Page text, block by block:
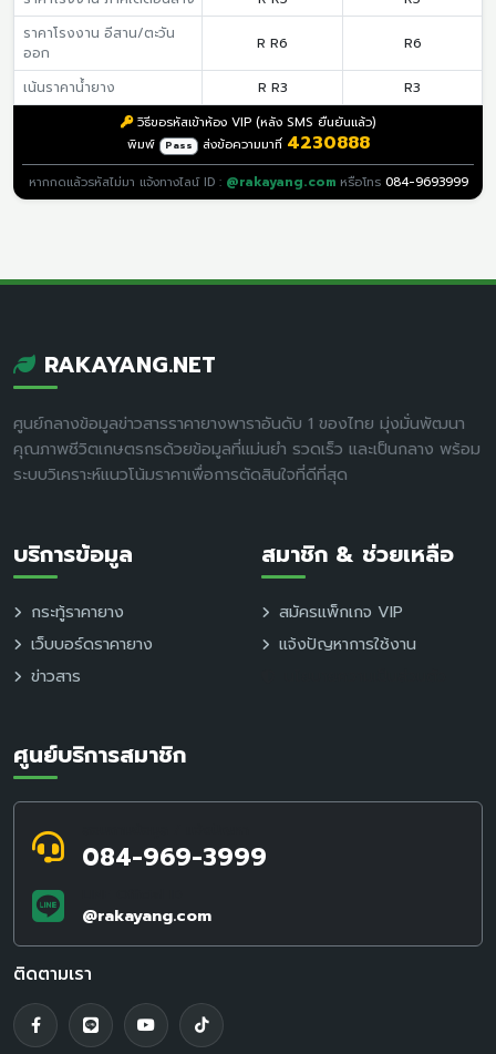
ราคาโรงงาน อีสาน/ตะวัน
ออก
R R6 R6
เน้นราคาน้ำยาง R R3 R3
วิธีขอรหัสเข้าห้อง VIP (หลัง SMS ยืนยันแล้ว)
พิมพ์
Pass ส่งข้อความมาที่ 4230888
หากกดแล้วรหัสไม่มา แจ้งทางไลน์ ID : @rakayang.comหรือโทร 084-9693999
RAKAYANG.NET
ศูนย์กลางข้อมูลข่าวสารราคายางพาราอันดับ 1 ของไทย มุ่งมั่นพัฒนา
คุณภาพชีวิตเกษตรกรด้วยข้อมูลที่แม่นยำ รวดเร็ว และเป็นกลาง พร้อม
ระบบวิเคราะห์แนวโน้มราคาเพื่อการตัดสินใจที่ดีที่สุด
บริการข้อมูล
กระทู้ราคายาง
เว็บบอร์ดราคายาง
ข่าวสาร
สมาชิก & ช่วยเหลือ
สมัครแพ็กเกจ VIP
แจ้งปัญหาการใช้งาน
ศูนย์บริการสมาชิก
084-969-3999
@rakayang.com
ติดตามเรา